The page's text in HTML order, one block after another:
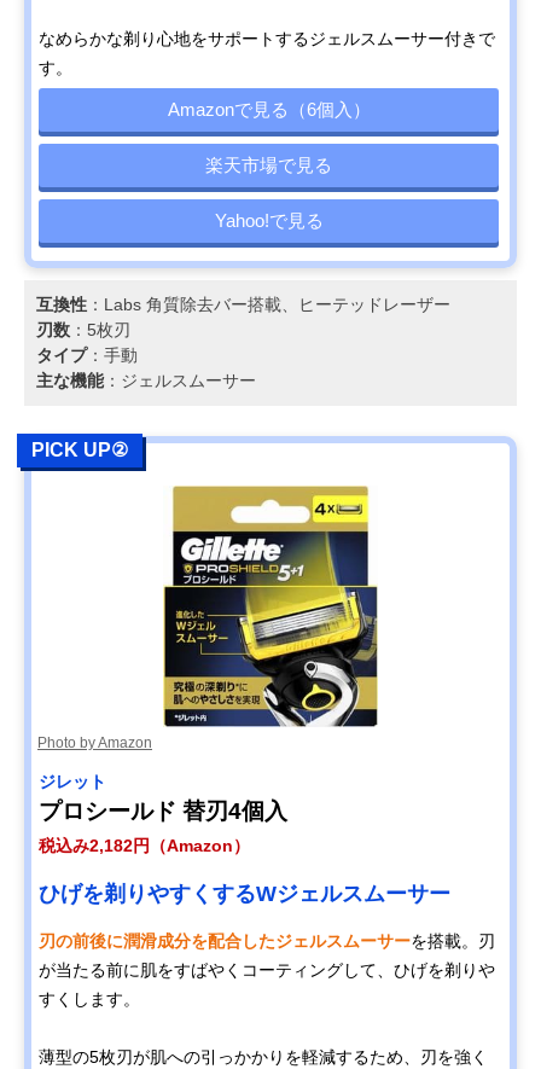
なめらかな剃り心地をサポートするジェルスムーサー付きで
す。
Amazonで見る（6個入）
楽天市場で見る
Yahoo!で見る
互換性 ：Labs 角質除去バー搭載、ヒーテッドレーザー
刃数 ：5枚刃
タイプ：手動
主な機能：ジェルスムーサー
PICK UP②
Photo by Amazon
ジレット
プロシールド 替刃4個入
税込み2,182円（Amazon）
ひげを剃りやすくするWジェルスムーサー
刃の前後に潤滑成分を配合したジェルスムーサーを搭載。刃
が当たる前に肌をすばやくコーティングして、ひげを剃りや
すくします。
薄型の5枚刃が肌への引っかかりを軽減するため、刃を強く